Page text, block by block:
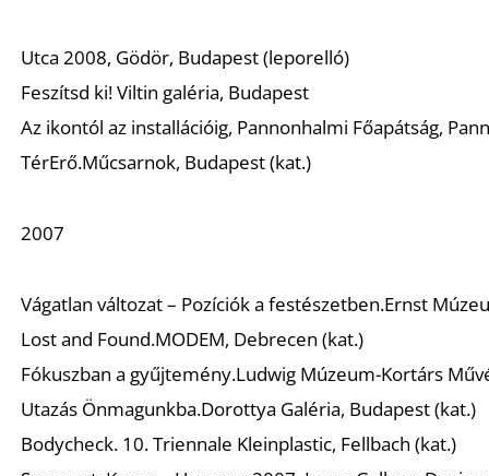
Utca 2008, Gödör, Budapest (leporelló)
Feszítsd ki!Viltin galéria, Budapest
Az ikontól az installációig, Pannonhalmi Főapátság,
TérErő.Műcsarnok, Budapest (kat.)
2007
Vágatlan változat – Pozíciók a festészetben.Ernst
Lost and Found.MODEM, Debrecen (kat.)
Fókuszban a gyűjtemény.Ludwig Múzeum-Kortárs
Utazás Önmagunkba.Dorottya Galéria, Budapest (kat.)
Bodycheck. 10. Triennale Kleinplastic, Fellbach (kat.)